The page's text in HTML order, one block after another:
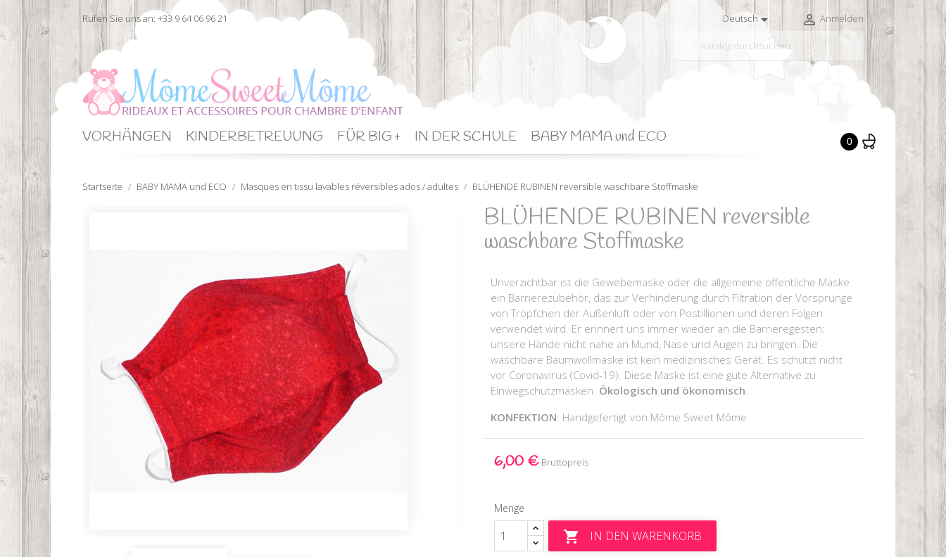
Rufen Sie uns an: +33 9 64 06 96 21 Deutsch  Anmelden
VORHÄNGEN KINDERBETREUUNG FÜR BIG + IN DER SCHULE BABY MAMA und ECO 0
Startseite BABY MAMA und ECO Masques en tissu lavables réversibles ados / adultes BLÜHENDE RUBINEN reversible waschbare Stoffmaske
BLÜHENDE RUBINEN reversible
waschbare Stoffmaske
Unverzichtbar ist die Gewebemaske oder die allgemeine öffentliche Maske
ein Barrierezubehör, das zur Verhinderung durch Filtration der Vorsprünge
von Tröpfchen der Außenluft oder von Postillionen und deren Folgen
verwendet wird. Er erinnert uns immer wieder an die Barrieregesten:
unsere Hände nicht nahe an Mund, Nase und Augen zu bringen. Die
waschbare Baumwollmaske ist kein medizinisches Gerät. Es schützt nicht
vor Coronavirus (Covid-19). Diese Maske ist eine gute Alternative zu
Einwegschutzmasken. Ökologisch und ökonomisch
KONFEKTION: Handgefertigt von Môme Sweet Môme
6,00 € Bruttopreis
Menge
 IN DEN WARENKORB